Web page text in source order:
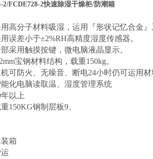
2/FCDE728-2快速除湿干燥柜/防潮箱
高分子材料吸湿，运用『形状记忆合金』
误差小于±2%RH高精度湿度传感器。
采用触摸按键，微电脑液晶显示。
宝钢材料结构，载重150kg。
可防火、无噪音、断电24小时仍可运用材
化电脑读取温、湿度管理系统
以上
150KG钢制层板9、
箱